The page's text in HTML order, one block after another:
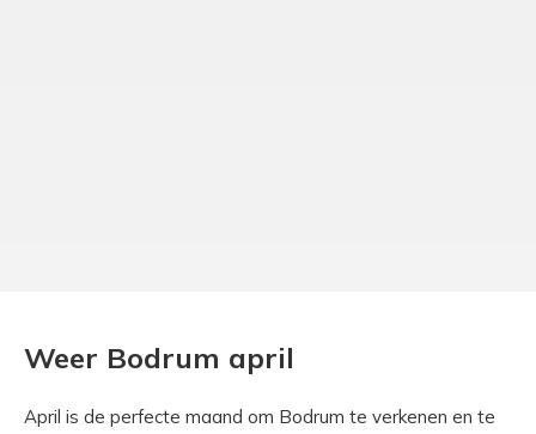
Weer Bodrum april
April is de perfecte maand om Bodrum te verkenen en te